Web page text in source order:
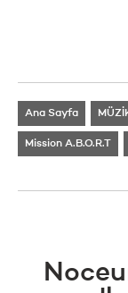
Ana Sayfa
Mission A.B.O.R.T